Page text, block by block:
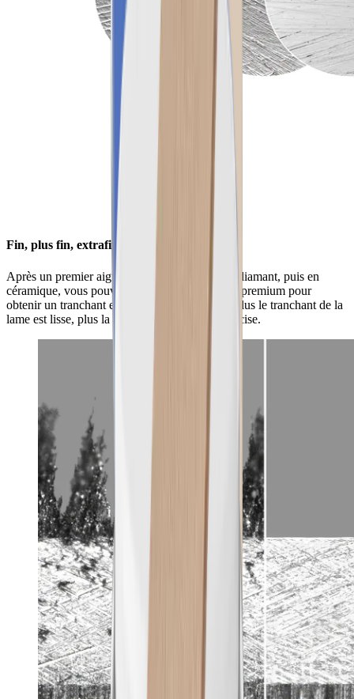
Fin, plus fin, extrafin
Après un premier aiguisage avec la surface en diamant, puis en
céramique, vous pouvez procéder à l'aiguisage premium pour
obtenir un tranchant encore plus fin. En effet, plus le tranchant de la
lame est lisse, plus la découpe sera facile et précise.